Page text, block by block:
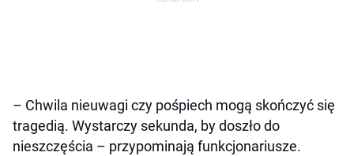
– Chwila nieuwagi czy pośpiech mogą skończyć się
tragedią. Wystarczy sekunda, by doszło do
nieszczęścia – przypominają funkcjonariusze.